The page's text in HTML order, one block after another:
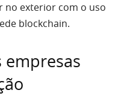
no exterior com o uso
blockchain.
empresas